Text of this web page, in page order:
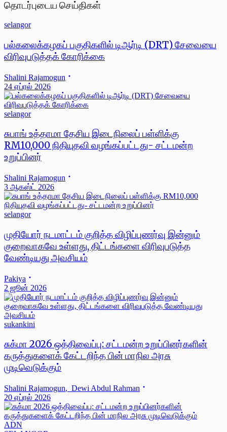
தொடர்புடைய செய்திகள்
selangor
பல்கலைக்கழகப் பகுதிகளில் டிஆர்டி (DRT) சேவையை
விரிவுபடுத்தக் கோரிக்கை
Shalini Rajamogun
24 ஏப்ரல் 2026
selangor
சுபாங் உத்தாமா தேசிய இடைநிலைப் பள்ளிக்கு
RM10,000 நிதியுதவி வழங்கப்பட்டது- சட்டமன்ற
உறுப்பினர்
Shalini Rajamogun
3 ஆகஸ்ட் 2026
selangor
முதியோர் நடமாட்டம் குறித்த விழிப்புணர்வு இன்னும்
குறைவாகவே உள்ளது, திட்டங்களை விரிவுபடுத்த
வேண்டியது அவசியம்
Pakiya
2 ஜூன் 2026
sukankini
சுக்மா 2026 ஒத்திவைப்பு: சட்டமன்ற உறுப்பினர்களின்
கருத்துகளைக் கேட்டறிந்த பின் மாநில அரசு
முடிவெடுக்கும்
Shalini Rajamogun, Dewi Abdul Rahman
20 ஏப்ரல் 2026
ADN